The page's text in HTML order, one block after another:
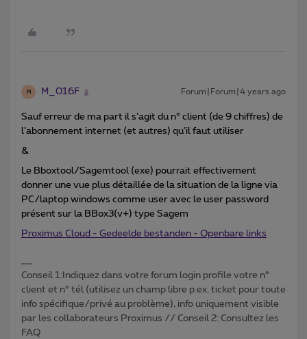
M M_016F Forum|Forum|4 years ago
Sauf erreur de ma part il s’agit du n° client (de 9 chiffres) de
l’abonnement internet (et autres) qu’il faut utiliser
&
Le Bboxtool/Sagemtool (exe) pourrait effectivement
donner une vue plus détaillée de la situation de la ligne via
PC/laptop windows comme user avec le user password
présent sur la BBox3(v+) type Sagem
Proximus Cloud - Gedeelde bestanden - Openbare links
Conseil 1:Indiquez dans votre forum login profile votre n°
client et n° tél (utilisez un champ libre p.ex. ticket pour toute
info spécifique/privé au problème), info uniquement visible
par les collaborateurs Proximus // Conseil 2: Consultez les
FAQ